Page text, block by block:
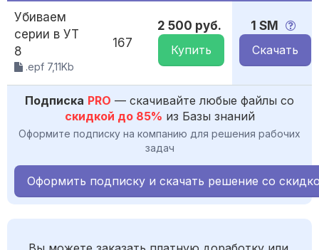
Убиваем
серии в УТ
8
.epf 7,11Kb
167
2 500 руб.
Купить
1 SM
Скачать
Подписка PRO — скачивайте любые файлы со
скидкой до 85% из Базы знаний
Оформите подписку на компанию для решения рабочих
задач
Оформить подписку и скачать решение со